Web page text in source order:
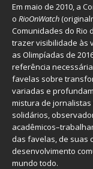
Em maio de 2010, a
o RioOnWatch
Comunidades do Rio
trazer visibilidade às
as Olimpíadas de
referência
favelas sobre
variadas e
mistura de
solidários,
das favelas, de suas
desenvolvimento
mundo todo.